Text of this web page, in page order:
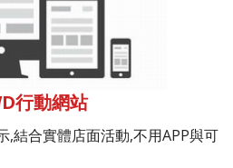
行動網站
,結合實體店面活動,不用APP與可